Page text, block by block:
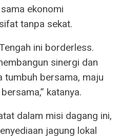
ekonomi
tanpa sekat.
ini borderless.
sinergi dan
tumbuh bersama, maju
katanya.
dalam misi dagang ini,
jagung lokal